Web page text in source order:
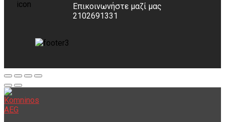
Επικοινωνήστε μαζί μας
2102691331